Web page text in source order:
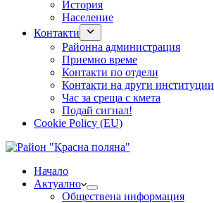
История
Население
Контакти
Районна администрация
Приемно време
Контакти по отдели
Контакти на други институции
Час за среща с кмета
Подай сигнал!
Cookie Policy (EU)
Начало
Актуално
Обществена информация